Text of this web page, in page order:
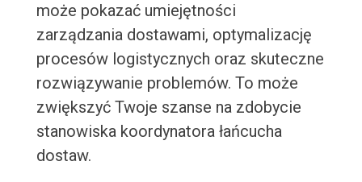
może pokazać umiejętności
zarządzania dostawami, optymalizację
procesów logistycznych oraz skuteczne
rozwiązywanie problemów. To może
zwiększyć Twoje szanse na zdobycie
stanowiska koordynatora łańcucha
dostaw.